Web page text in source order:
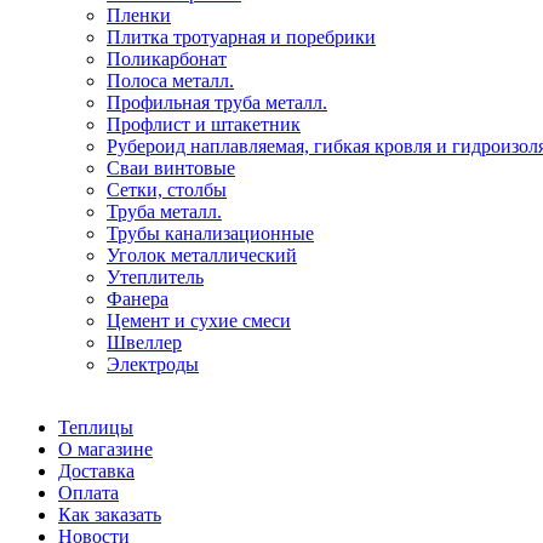
Пленки
Плитка тротуарная и поребрики
Поликарбонат
Полоса металл.
Профильная труба металл.
Профлист и штакетник
Рубероид наплавляемая, гибкая кровля и
Сваи винтовые
Сетки, столбы
Труба металл.
Трубы канализационные
Уголок металлический
Утеплитель
Фанера
Цемент и сухие смеси
Швеллер
Электроды
Теплицы
О магазине
Доставка
Оплата
Как заказать
Новости